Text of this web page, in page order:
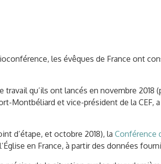
les évêques de France ont
travail qu’ils ont lancés en novembre
Montbéliard et vice-président de la
d’étape, et octobre 2018), la Conférence
en France, à partir des données